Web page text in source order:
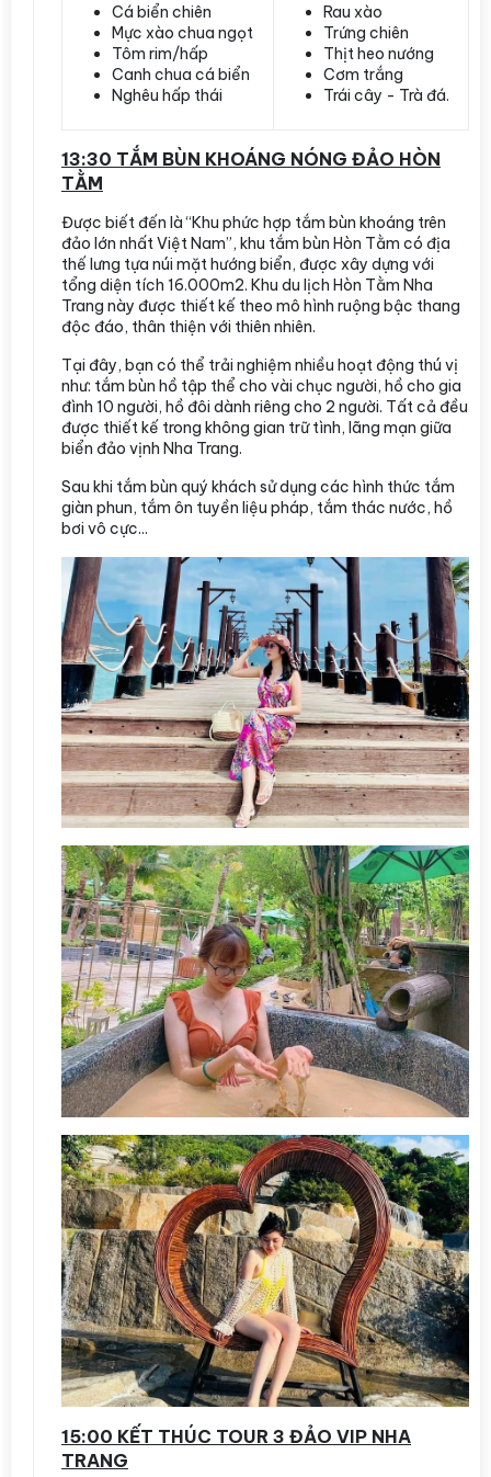
Cá biển chiên
Mực xào chua ngọt
Tôm rim/hấp
Canh chua cá biển
Nghêu hấp thái
Rau xào
Trứng chiên
Thịt heo nướng
Cơm trắng
Trái cây - Trà đá.
13:30 TẮM BÙN KHOÁNG NÓNG ĐẢO HÒN
TẰM
Được biết đến là “Khu phức hợp tắm bùn khoáng trên
đảo lớn nhất Việt Nam”, khu tắm bùn Hòn Tằm có địa
thế lưng tựa núi mặt hướng biển, được xây dựng với
tổng diện tích 16.000m2. Khu du lịch Hòn Tằm Nha
Trang này được thiết kế theo mô hình ruộng bậc thang
độc đáo, thân thiện với thiên nhiên.
Tại đây, bạn có thể trải nghiệm nhiều hoạt động thú vị
như: tắm bùn hồ tập thể cho vài chục người, hồ cho gia
đình 10 người, hồ đôi dành riêng cho 2 người. Tất cả đều
được thiết kế trong không gian trữ tình, lãng mạn giữa
biển đảo vịnh Nha Trang.
Sau khi tắm bùn quý khách sử dụng các hình thức tắm
giàn phun, tắm ôn tuyền liệu pháp, tắm thác nước, hồ
bơi vô cực...
15:00 KẾT THÚC TOUR 3 ĐẢO VIP NHA
TRANG